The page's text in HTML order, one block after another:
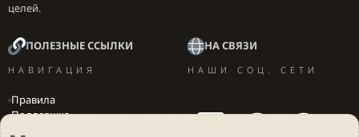
целей.
ПОЛЕЗНЫЕ ССЫЛКИ
НАВИГАЦИЯ
Правила
Поддержка
НА СВЯЗИ
НАШИ СОЦ. СЕТИ